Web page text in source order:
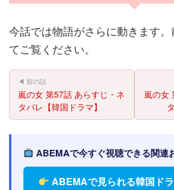
今話では物語がさらに動きます
てご覧ください。
◀ 前の話
嵐の女 第57話 あらすじ・ネ
タバレ【韓国ドラマ】
嵐の女
ABEMAで今すぐ視聴できる関連
ABEMAで見られる韓国ド